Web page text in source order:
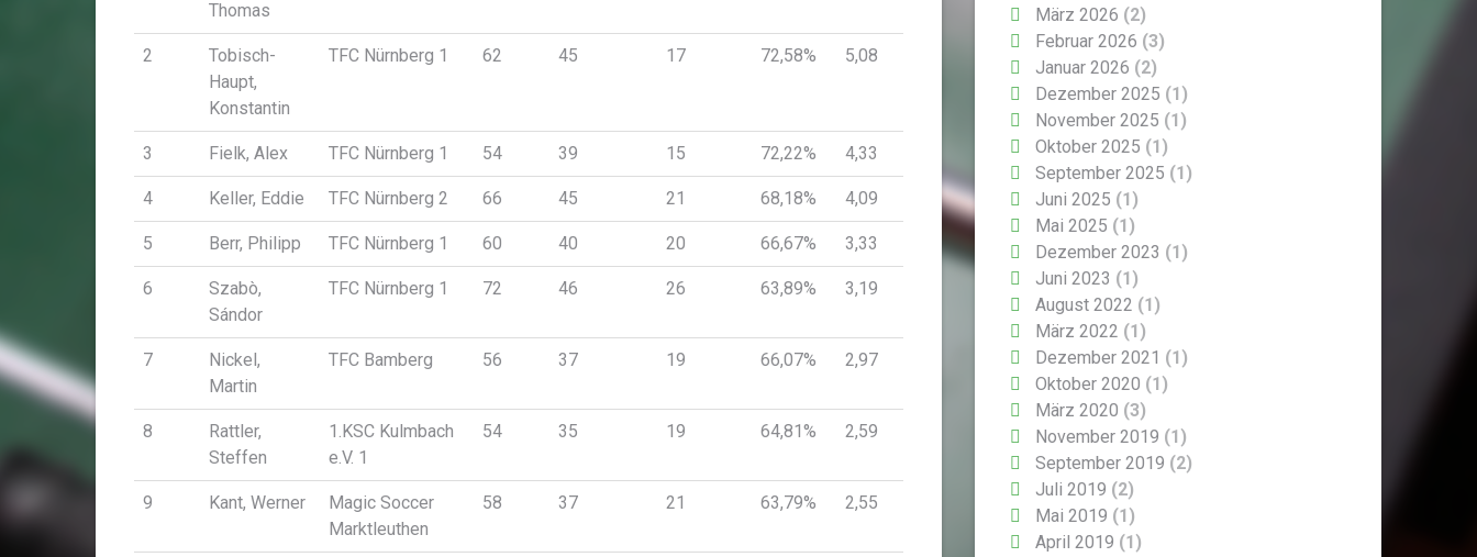
Thomas
2
Tobisch-
Haupt,
Konstantin
TFC Nürnberg 1 62 45 17 72,58% 5,08
3 Fielk, Alex TFC Nürnberg 1 54 39 15 72,22% 4,33
4 Keller, Eddie TFC Nürnberg 2 66 45 21 68,18% 4,09
5 Berr, Philipp TFC Nürnberg 1 60 40 20 66,67% 3,33
6
Szabò,
Sándor
TFC Nürnberg 1 72 46 26 63,89% 3,19
7
Nickel,
Martin
TFC Bamberg 56 37 19 66,07% 2,97
8
Rattler,
Steffen
1.KSC Kulmbach
e.V. 1
54 35 19 64,81% 2,59
9 Kant, Werner
Magic Soccer
Marktleuthen
58 37 21 63,79% 2,55
März 2026 (2)
Februar 2026 (3)
Januar 2026 (2)
Dezember 2025 (1)
November 2025 (1)
Oktober 2025 (1)
September 2025 (1)
Juni 2025 (1)
Mai 2025 (1)
Dezember 2023 (1)
Juni 2023 (1)
August 2022 (1)
März 2022 (1)
Dezember 2021 (1)
Oktober 2020 (1)
März 2020 (3)
November 2019 (1)
September 2019 (2)
Juli 2019 (2)
Mai 2019 (1)
April 2019 (1)